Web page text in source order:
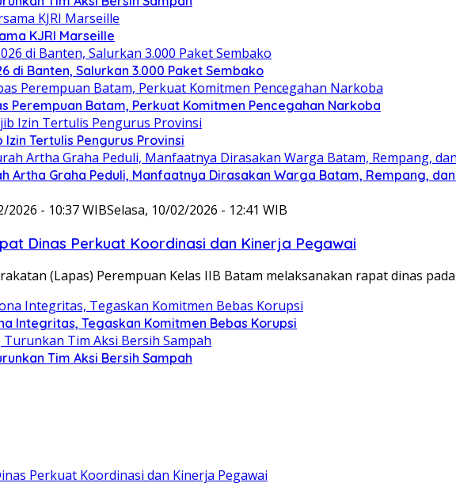
KJRI Marseille
di Banten, Salurkan 3.000 Paket Sembako
Perempuan Batam, Perkuat Komitmen Pencegahan Narkoba
Tertulis Pengurus Provinsi
Artha Graha Peduli, Manfaatnya Dirasakan Warga Batam, Rempang,
2026 - 10:37 WIBSelasa, 10/02/2026 - 12:41 WIB
Dinas Perkuat Koordinasi dan Kinerja Pegawai
(Lapas) Perempuan Kelas IIB Batam melaksanakan rapat dinas
Integritas, Tegaskan Komitmen Bebas Korupsi
Tim Aksi Bersih Sampah